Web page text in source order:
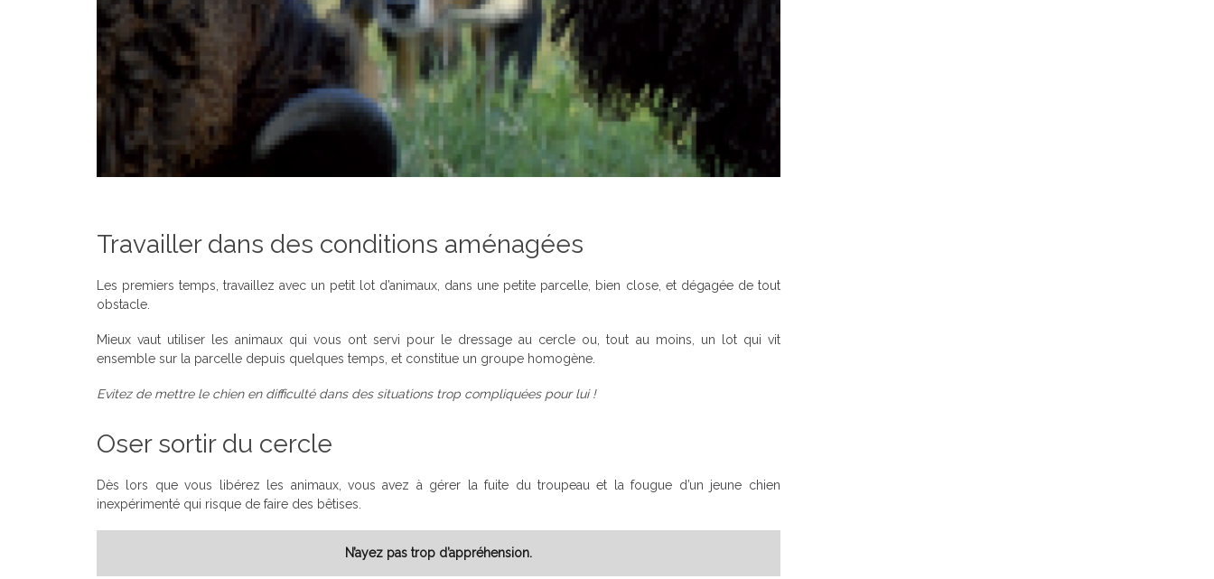
Travailler dans des conditions aménagées
Les premiers temps, travaillez avec un petit lot d’animaux, dans une petite parcelle, bien close, et dégagée de tout
obstacle.
Mieux vaut utiliser les animaux qui vous ont servi pour le dressage au cercle ou, tout au moins, un lot qui vit
ensemble sur la parcelle depuis quelques temps, et constitue un groupe homogène.
Evitez de mettre le chien en difficulté dans des situations trop compliquées pour lui !
Oser sortir du cercle
Dès lors que vous libérez les animaux, vous avez à gérer la fuite du troupeau et la fougue d’un jeune chien
inexpérimenté qui risque de faire des bêtises.
N’ayez pas trop d’appréhension.